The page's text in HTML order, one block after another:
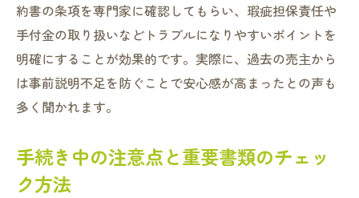
約書の条項を専門家に確認してもらい、瑕疵担保責任や
手付金の取り扱いなどトラブルになりやすいポイントを
明確にすることが効果的です。実際に、過去の売主から
は事前説明不足を防ぐことで安心感が高まったとの声も
多く聞かれます。
手続き中の注意点と重要書類のチェッ
ク方法